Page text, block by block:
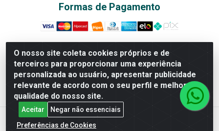
O nosso site coleta cookies próprios e de
terceiros para proporcionar uma experiência
personalizada ao usuário, apresentar publicidade
relevante de acordo com o seu perfil e melhorar a
qualidade do nosso site.
Aceitar
Negar não essenciais
Preferências de Cookies
Formas de Pagamento
Rede Brasil - Avenida Universitária, nº 3860, Jardim das
Américas II Etapa - Anápolis/GO - CEP 75070-415 -
CNPJ 07.728.073/0002-24